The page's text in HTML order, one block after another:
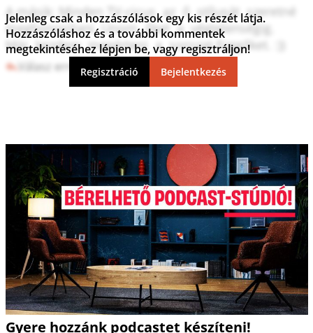
A másik: Minden TV-cicus  az  ő  stílusát  szeretné
meghonosítani. Unom  őket  a  végtelenségig.
Már  kezdem  megérteni  a  sorozat-függőket. :))
Válasz erre 23 7
Jelenleg csak a hozzászólások egy kis részét látja.
Hozzászóláshoz és a további kommentek
megtekintéséhez lépjen be, vagy regisztráljon!
Regisztráció Bejelentkezés
Gyere hozzánk podcastet készíteni!